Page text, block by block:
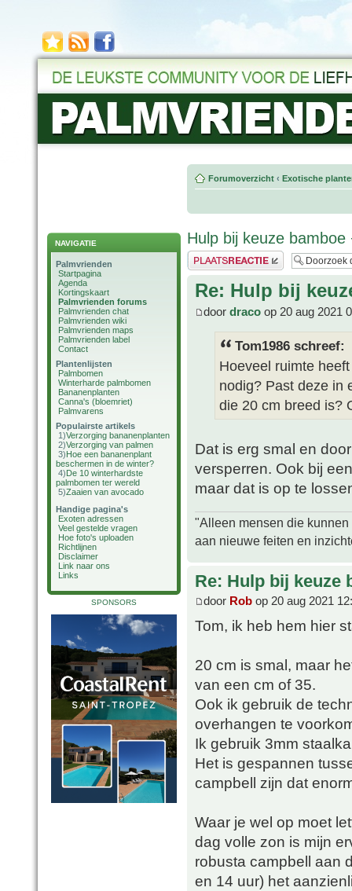
NAVIGATIE
Palmvrienden
Startpagina
Agenda
Kortingskaart
Palmvrienden forums
Palmvrienden chat
Palmvrienden wiki
Palmvrienden maps
Palmvrienden label
Contact
Plantenlijsten
Palmbomen
Winterharde palmbomen
Bananenplanten
Canna's (bloemriet)
Palmvarens
Populairste artikels
1)Verzorging bananenplanten
2)Verzorging van palmen
3)Hoe een bananenplant
beschermen in de winter?
4)De 10 winterhardste
palmbomen ter wereld
5)Zaaien van avocado
Handige pagina's
Exoten adressen
Veel gestelde vragen
Hoe foto's uploaden
Richtlijnen
Disclaimer
Link naar ons
Links
SPONSORS
Forumoverzicht ‹ Exotische
Hulp bij keuze bamboe
Plaats een reactie
Re: Hulp bij
door draco op 20 aug 2021
Tom1986 schreef:
Hoeveel ruimte
nodig? Past deze in
die 20 cm breed is?
Dat is erg smal en
versperren. Ook bij
maar dat is op te
"Alleen mensen die
aan nieuwe feiten en
Re: Hulp bij keuze
door Rob op 20 aug 2021
Tom, ik heb hem hier
20 cm is smal, maar
van een cm of 35.
Ook ik gebruik de
overhangen te
Ik gebruik 3mm
Het is gespannen
campbell zijn dat
Waar je wel op moet
dag volle zon is mijn
robusta campbell aan
en 14 uur) het